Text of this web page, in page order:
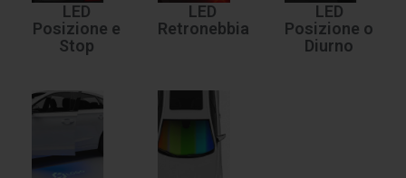
LED
Posizione e
Stop
LED
Retronebbia
LED
Posizione o
Diurno